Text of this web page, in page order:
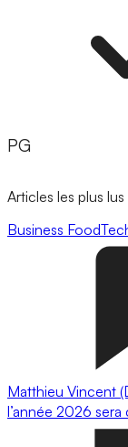
PG
Articles les plus lus
Business
Matthieu Vincent
l’année 2026 sera